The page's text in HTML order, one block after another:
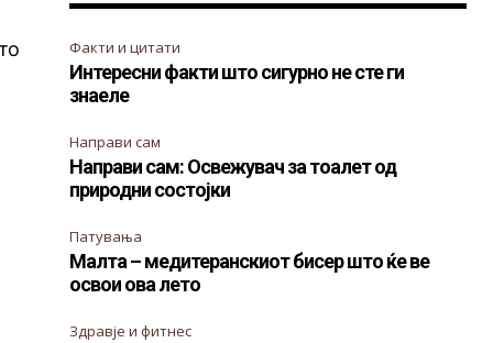
Факти и цитати
Интересни факти што сигурно не сте ги
знаеле
Направи сам
Направи сам: Освежувач за тоалет од
природни состојки
Патувања
Малта – медитеранскиот бисер што ќе ве
освои ова лето
Здравје и фитнес